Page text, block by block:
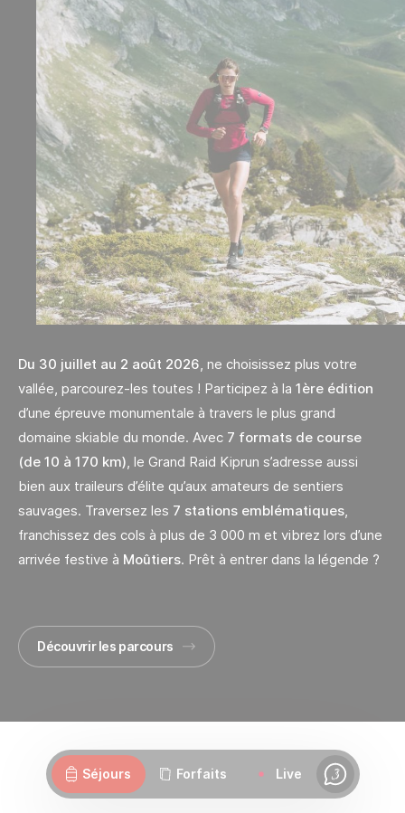
Du 30 juillet au 2 août 2026 , ne choisissez plus votre
vallée, parcourez-les toutes ! Participez à la 1ère édition
d’une épreuve monumentale à travers le plus grand
domaine skiable du monde. Avec 7 formats de course
(de 10 à 170 km) , le Grand Raid Kiprun s’adresse aussi
bien aux traileurs d’élite qu’aux amateurs de sentiers
sauvages. Traversez les 7 stations emblématiques
franchissez des cols à plus de 3 000 m et vibrez lors d’une
arrivée festive à Moûtiers. Prêt à entrer dans la légende ?
Découvrir les parcours
Séjours Forfaits Live
Chat